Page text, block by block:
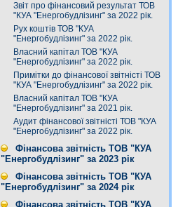
Звіт про фінансовий результат ТОВ
"КУА "Енергобудлізинг" за 2022 рік.
Рух коштів ТОВ "КУА
"Енергобудлізинг" за 2022 рік.
Власний капітал ТОВ "КУА
"Енергобудлізинг" за 2022 рік.
Примітки до фінансової звітністі ТОВ
"КУА "Енергобудлізинг" за 2022 рік.
Власний капітал ТОВ "КУА
"Енергобудлізинг" за 2021 рік.
Аудит фінансової звітністі ТОВ "КУА
"Енергобудлізинг" за 2022 рік.
Фінансова звітність ТОВ "КУА
"Енергобудлізинг" за 2023 рік
Фінансова звітність ТОВ "КУА
"Енергобудлізинг" за 2024 рік
Фінансова звітність ТОВ "КУА